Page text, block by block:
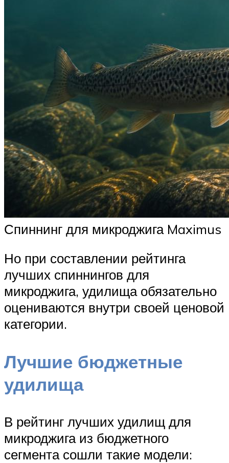
Спиннинг для микроджига Maximus
Но при составлении рейтинга
лучших спиннингов для
микроджига, удилища обязательно
оцениваются внутри своей ценовой
категории.
Лучшие бюджетные
удилища
В рейтинг лучших удилищ для
микроджига из бюджетного
сегмента сошли такие модели: